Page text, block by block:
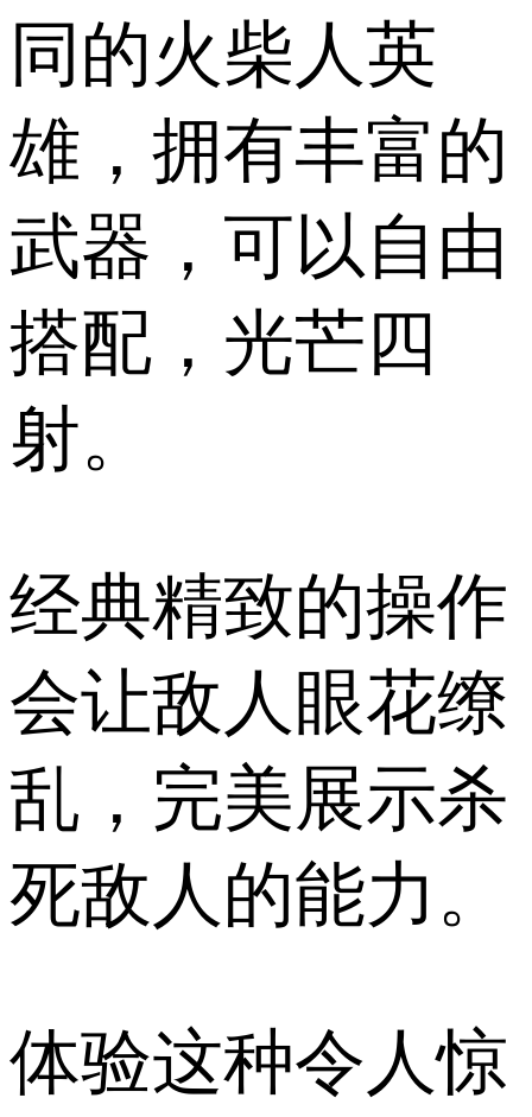
同的火柴人英
雄，拥有丰富的
武器，可以自由
搭配，光芒四
射。
经典精致的操作
会让敌人眼花缭
乱，完美展示杀
死敌人的能力。
体验这种令人惊